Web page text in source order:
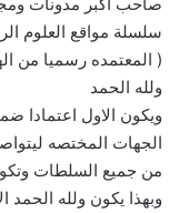
سلسلة مواقع العلوم
( المعتمده رسميا من
ولله الحمد
ويكون الاول اعتمادا
الجهات المختصه
من جميع السلطات
وبهذا يكون ولله